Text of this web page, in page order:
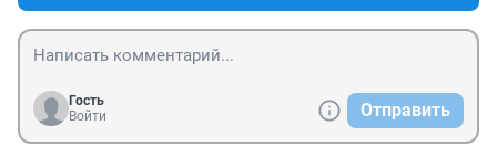
Гость
Войти
Отправить